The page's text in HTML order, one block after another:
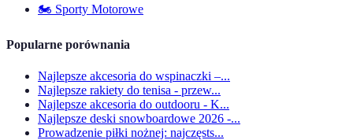
🏍️ Sporty Motorowe
Popularne porównania
Najlepsze akcesoria do wspinaczki –...
Najlepsze rakiety do tenisa - przew...
Najlepsze akcesoria do outdooru - K...
Najlepsze deski snowboardowe 2026 -...
Prowadzenie piłki nożnej: najczęsts...